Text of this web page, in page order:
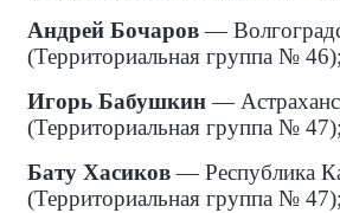
Андрей Бочаров—
(Территориальная группа № 46);
Игорь Бабушкин—
(Территориальная группа № 47);
Бату Хасиков— Республика
(Территориальная группа № 47);